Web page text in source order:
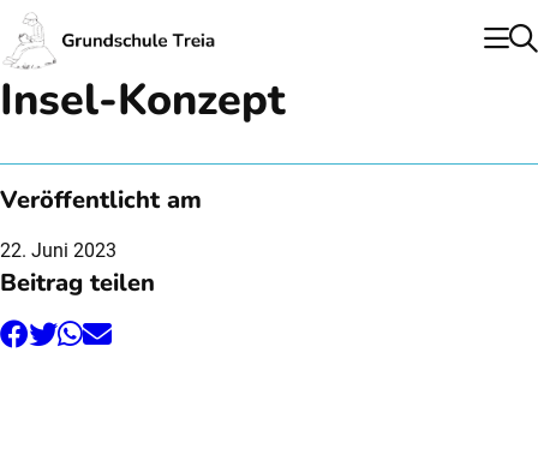
Insel-Konzept
Veröffentlicht am
22. Juni 2023
Beitrag teilen
Facebook
TwitterWhatsApp
E-